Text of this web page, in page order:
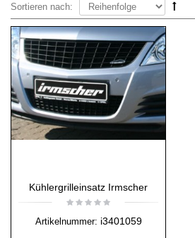
Sortieren nach:
Kühlergrilleinsatz Irmscher
Artikelnummer: i3401059